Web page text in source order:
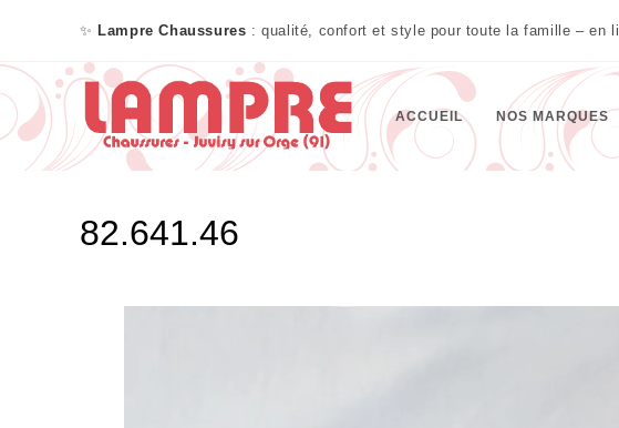
✨ Lampre Chaussures : qualité, confort et style pour toute la famille – en
ACCUEIL NOS MARQUES
82.641.46